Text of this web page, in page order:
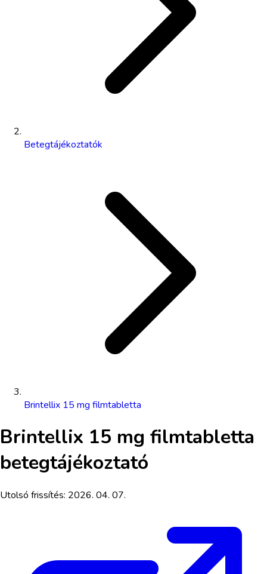
Betegtájékoztatók
Brintellix 15 mg filmtabletta
Brintellix 15 mg filmtabletta
betegtájékoztató
Utolsó frissítés: 2026. 04. 07.